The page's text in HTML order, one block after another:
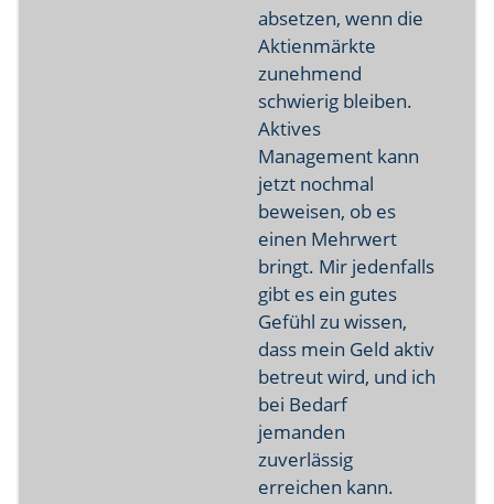
absetzen, wenn die
Aktienmärkte
zunehmend
schwierig bleiben.
Aktives
Management kann
jetzt nochmal
beweisen, ob es
einen Mehrwert
bringt. Mir jedenfalls
gibt es ein gutes
Gefühl zu wissen,
dass mein Geld aktiv
betreut wird, und ich
bei Bedarf
jemanden
zuverlässig
erreichen kann.